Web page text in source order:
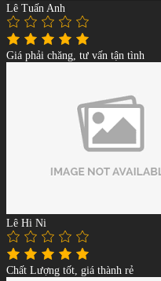
Lê Tuấn Anh
Giá phải chăng, tư vấn tận tình
Lê Hi Ni
Chất Lượng tốt, giá thành rẻ